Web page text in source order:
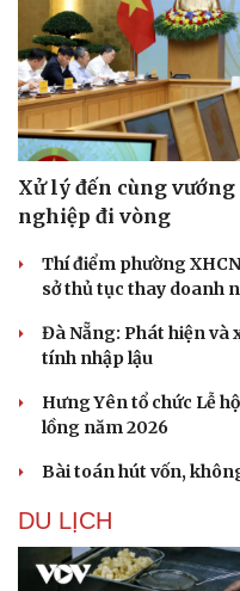
Xử lý đến cùng
nghiệp đi vòng
Thí điểm phường
sở thủ tục thay doanh
Đà Nẵng: Phát hiện và
tính nhập lậu
Hưng Yên tổ chức Lễ
lồng năm 2026
Bài toán hút vốn,
DU LỊCH